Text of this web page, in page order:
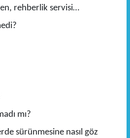
rehberlik servisi…
mı?
sürünmesine nasıl göz